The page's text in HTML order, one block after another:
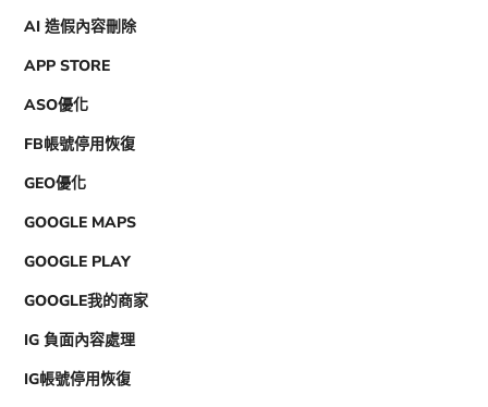
AI 造假內容刪除
APP STORE
ASO優化
FB帳號停用恢復
GEO優化
GOOGLE MAPS
GOOGLE PLAY
GOOGLE我的商家
IG 負面內容處理
IG帳號停用恢復